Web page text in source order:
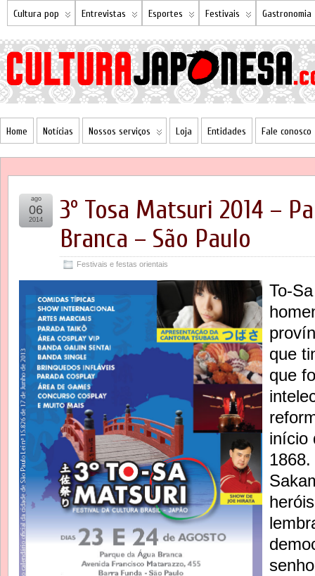
Cultura pop Entrevistas Esportes Festivais Gastronomia
Home Notícias Nossos serviços Loja Entidades Fale conosco
3º Tosa Matsuri 2014 –
Branca – São Paulo
Festivais e festas orientais
ago
06
2014
To-
que
que
início